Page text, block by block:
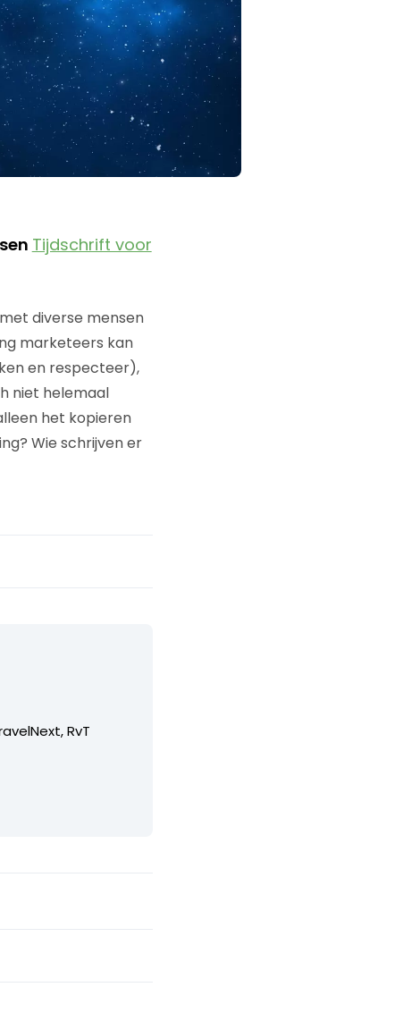
Tijdschrift voor
diverse mensen
marketeers kan
en respecteer),
niet helemaal
het kopieren
Wie schrijven er
RvT